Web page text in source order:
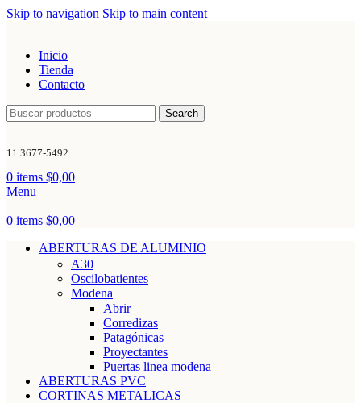
Skip to navigation Skip to main content
Inicio
Tienda
Contacto
Search
11 3677-5492
0 items $0,00
Menu
0 items $0,00
ABERTURAS DE ALUMINIO
A30
Oscilobatientes
Modena
Abrir
Corredizas
Patagónicas
Proyectantes
Puertas linea modena
ABERTURAS PVC
CORTINAS METALICAS